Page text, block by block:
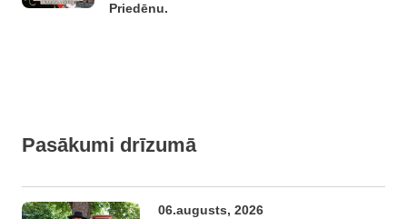
Priedēnu.
Pasākumi drīzumā
06.augusts, 2026